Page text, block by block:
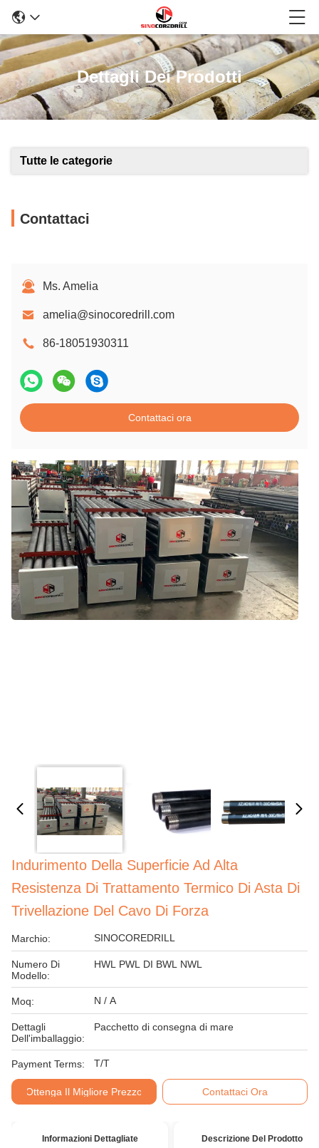
Dettagli Dei Prodotti
Tutte le categorie
Contattaci
Ms. Amelia
amelia@sinocoredrill.com
86-18051930311
Contattaci ora
Indurimento Della Superficie Ad Alta
Resistenza Di Trattamento Termico Di Asta Di
Trivellazione Del Cavo Di Forza
Marchio: SINOCOREDRILL
Numero Di
Modello:
HWL PWL DI BWL NWL
Moq: N / A
Dettagli
Dell'imballaggio:
Pacchetto di consegna di mare
Payment Terms: T/T
Ottenga Il Migliore Prezzo Contattaci Ora
Informazioni Dettagliate Descrizione Del Prodotto